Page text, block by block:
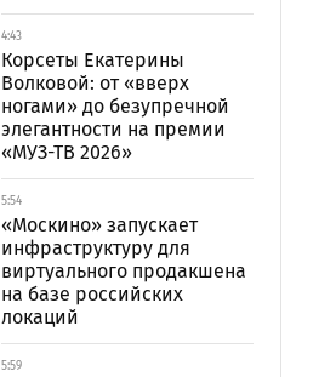
4:43
Корсеты Екатерины
Волковой: от «вверх
ногами» до безупречной
элегантности на премии
«МУЗ-ТВ 2026»
5:54
«Москино» запускает
инфраструктуру для
виртуального продакшена
на базе российских
локаций
5:59